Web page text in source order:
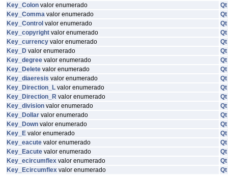
Key_Colon valor enumerado
Qt
Key_Comma valor enumerado
Qt
Key_Control valor enumerado
Qt
Key_copyright valor enumerado
Qt
Key_currency valor enumerado
Qt
Key_D valor enumerado
Qt
Key_degree valor enumerado
Qt
Key_Delete valor enumerado
Qt
Key_diaeresis valor enumerado
Qt
Key_Direction_L valor enumerado
Qt
Key_Direction_R valor enumerado
Qt
Key_division valor enumerado
Qt
Key_Dollar valor enumerado
Qt
Key_Down valor enumerado
Qt
Key_E valor enumerado
Qt
Key_eacute valor enumerado
Qt
Key_Eacute valor enumerado
Qt
Key_ecircumflex valor enumerado
Qt
Key_Ecircumflex valor enumerado
Qt